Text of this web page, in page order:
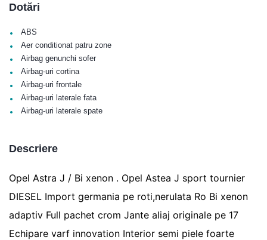
Dotări
• ABS
• Aer conditionat patru zone
• Airbag genunchi sofer
• Airbag-uri cortina
• Airbag-uri frontale
• Airbag-uri laterale fata
• Airbag-uri laterale spate
Descriere
Opel Astra J / Bi xenon . Opel Astea J sport tournier
DIESEL Import germania pe roti,nerulata Ro Bi xenon
adaptiv Full pachet crom Jante aliaj originale pe 17
Echipare varf innovation Interior semi piele foarte